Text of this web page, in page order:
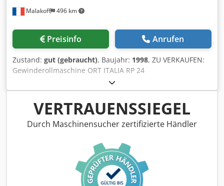
Malakoff 496 km
Preisinfo Anrufen
Zustand: gut (gebraucht), Baujahr: 1998, ZU VERKAUFEN:
Gewinderollmaschine ORT ITALIA RP 24
Präzisionsmaschine zur Gewindeumformung, ideal für die
leistungsstarke industrielle Fertigung. Kapazität & Technik
Presskraft: 24 Tonnen. Marke: ORT Italia. Modell: RP 24.
Baujahr: 1998 Stromversorgung: 380V / 20A. Ausstattung
Automatisierung: Integrierte automatische Zuführung.
Ablauf: Auslauftrichter inklusive.
VERTRAUENSSIEGEL
Durch Maschinensucher zertifizierte Händler